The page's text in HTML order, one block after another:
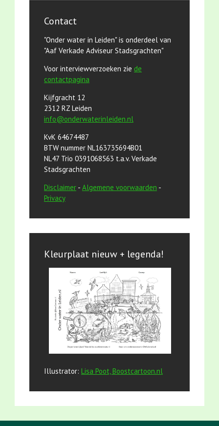
Contact
"Onder water in Leiden" is onderdeel van
"Aaf Verkade Adviseur Stadsgrachten"
Voor interviewverzoeken zie de
contactpagina
Kijfgracht 12
2312 RZ Leiden
info@onderwaterinleiden.nl
KvK 64674487
BTW nummer NL163735694B01
NL47 Trio 0391068563 t.a.v. Verkade
Stadsgrachten
Disclaimer - Algemene voorwaarden -
Privacy
Kleurplaat nieuw + legenda!
Illustrator: Lisa Poot, Boostcartoon.nl